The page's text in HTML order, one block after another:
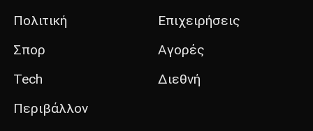
Πολιτική
Σπορ
Tech
Περιβάλλον
Επιχειρήσεις
Αγορές
Διεθνή